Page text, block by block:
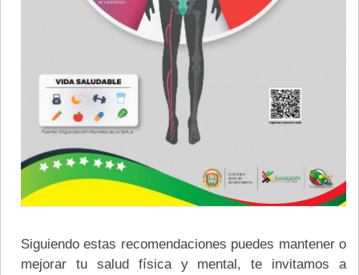
Siguiendo estas recomendaciones puedes mantener o
mejorar tu salud física y mental, te invitamos a